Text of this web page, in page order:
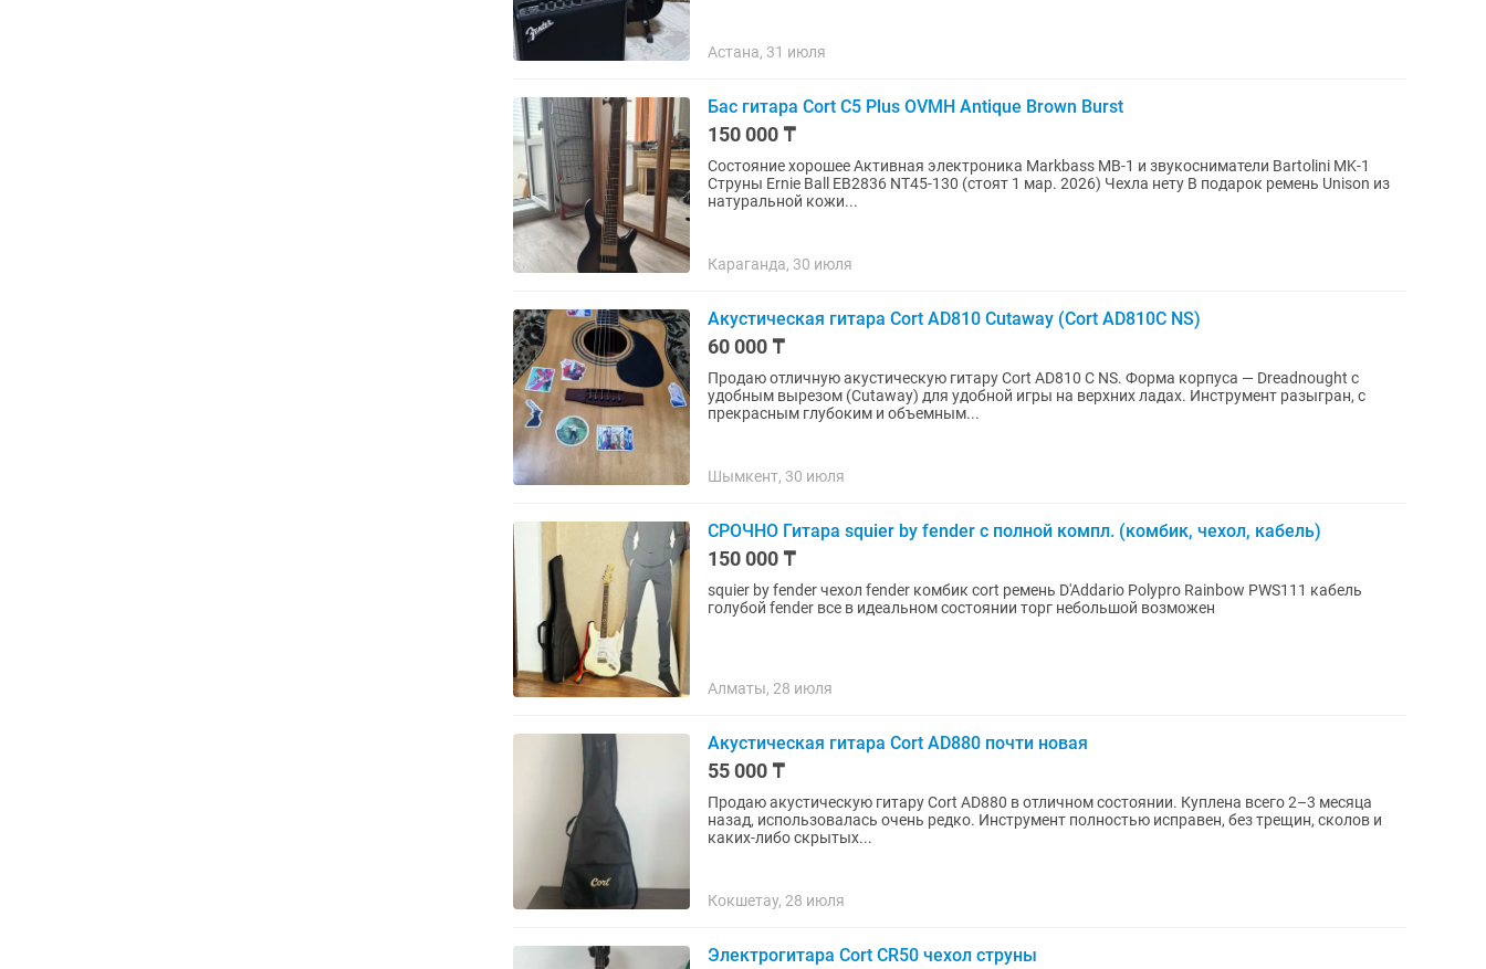
Астана, 31 июля
Бас гитара Cort C5 Plus OVMH Antique Brown Burst
150 000 ₸
Состояние хорошее Активная электроника Markbass MB-1 и звукосниматели Bartolini MK-1
Струны Ernie Ball EB2836 NT45-130 (стоят 1 мар. 2026) Чехла нету В подарок ремень Unison из
натуральной кожи...
Караганда, 30 июля
Акустическая гитара Cort AD810 Cutaway (Cort AD810C NS)
60 000 ₸
Продаю отличную акустическую гитару Cort AD810 C NS. Форма корпуса — Dreadnought c
удобным вырезом (Cutaway) для удобной игры на верхних ладах. Инструмент разыгран, с
прекрасным глубоким и объемным...
Шымкент, 30 июля
СРОЧНО Гитара squier by fender с полной компл. (комбик, чехол, кабель)
150 000 ₸
squier by fender чехол fender комбик cort ремень D'Addario Polypro Rainbow PWS111 кабель
голубой fender все в идеальном состоянии торг небольшой возможен
Алматы, 28 июля
Акустическая гитара Cort AD880 почти новая
55 000 ₸
Продаю акустическую гитару Cort AD880 в отличном состоянии. Куплена всего 2–3 месяца
назад, использовалась очень редко. Инструмент полностью исправен, без трещин, сколов и
каких-либо скрытых...
Кокшетау, 28 июля
Электрогитара Cort CR50 чехол струны